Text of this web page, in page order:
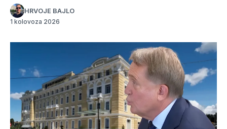
HRVOJE BAJLO
1 kolovoza 2026